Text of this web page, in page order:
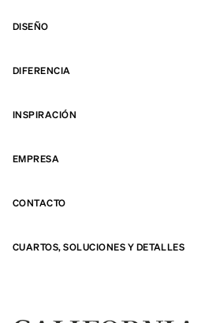
DISEÑO
DIFERENCIA
INSPIRACIÓN
EMPRESA
CONTACTO
CUARTOS, SOLUCIONES Y DETALLES